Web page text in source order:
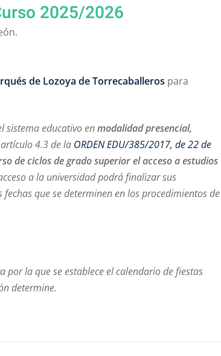
2025/2026
de Lozoya de Torrecaballeros para
sistema educativo enmodalidad presencial,
4.3 de la ORDEN EDU/385/2017, de 22 de
de ciclos de grado superior el acceso a estudios
a la universidad podrá finalizar sus
que se determinen en los procedimientos de
por la que se establece el calendario de fiestas
determine.